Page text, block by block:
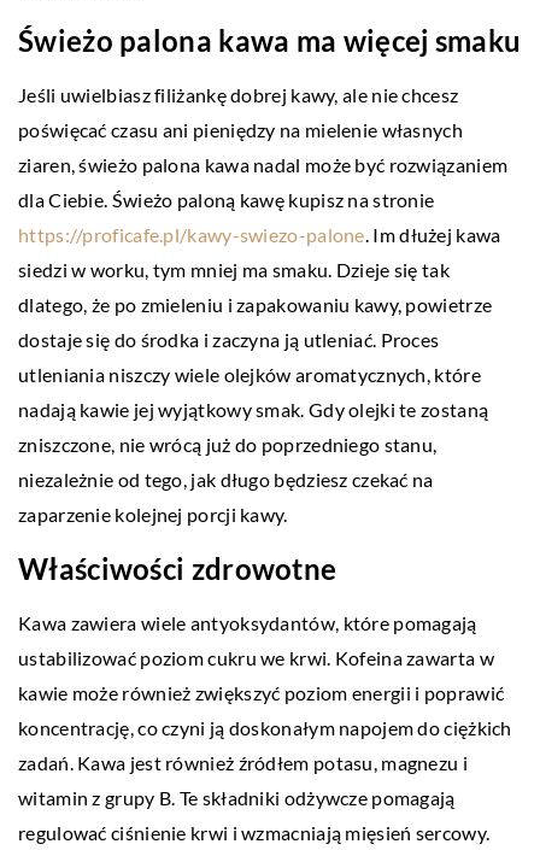
Świeżo palona kawa ma więcej smaku
Jeśli uwielbiasz filiżankę dobrej kawy, ale nie chcesz
poświęcać czasu ani pieniędzy na mielenie własnych
ziaren, świeżo palona kawa nadal może być rozwiązaniem
dla Ciebie. Świeżo paloną kawę kupisz na stronie
https://proficafe.pl/kawy-swiezo-palone . Im dłużej kawa
siedzi w worku, tym mniej ma smaku. Dzieje się tak
dlatego, że po zmieleniu i zapakowaniu kawy, powietrze
dostaje się do środka i zaczyna ją utleniać. Proces
utleniania niszczy wiele olejków aromatycznych, które
nadają kawie jej wyjątkowy smak. Gdy olejki te zostaną
zniszczone, nie wrócą już do poprzedniego stanu,
niezależnie od tego, jak długo będziesz czekać na
zaparzenie kolejnej porcji kawy.
Właściwości zdrowotne
Kawa zawiera wiele antyoksydantów, które pomagają
ustabilizować poziom cukru we krwi. Kofeina zawarta w
kawie może również zwiększyć poziom energii i poprawić
koncentrację, co czyni ją doskonałym napojem do ciężkich
zadań. Kawa jest również źródłem potasu, magnezu i
witamin z grupy B. Te składniki odżywcze pomagają
regulować ciśnienie krwi i wzmacniają mięsień sercowy.